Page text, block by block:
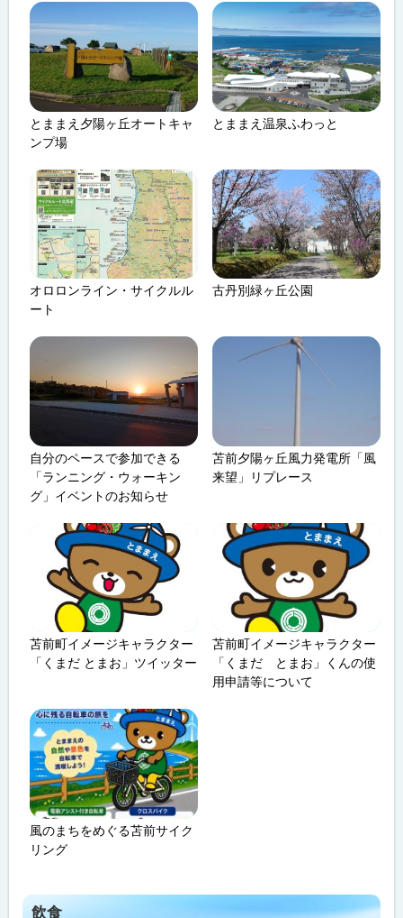
とままえ夕陽ヶ丘オートキャ
ンプ場
とままえ温泉ふわっと
オロロンライン・サイクルル
ート
古丹別緑ヶ丘公園
自分のペースで参加できる
「ランニング・ウォーキン
グ」イベントのお知らせ
苫前夕陽ヶ丘風力発電所「風
来望」リプレース
苫前町イメージキャラクター
「くまだ とまお」ツイッター
苫前町イメージキャラクター
「くまだ とまお」くんの使
用申請等について
風のまちをめぐる苫前サイク
リング
飲食